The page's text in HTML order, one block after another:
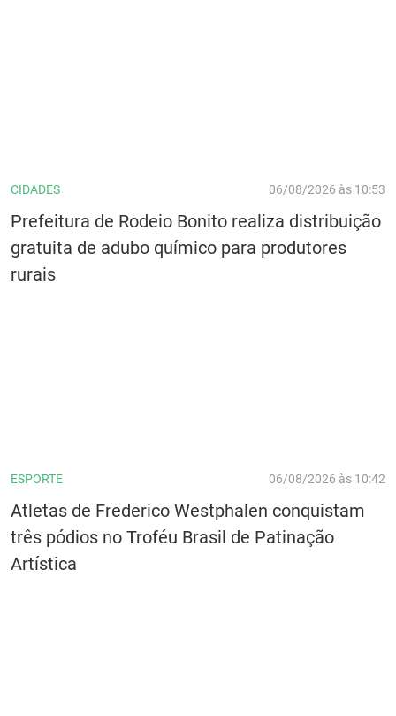
CIDADES 06/08/2026 às 10:53
Prefeitura de Rodeio Bonito realiza distribuição
gratuita de adubo químico para produtores
rurais
ESPORTE 06/08/2026 às 10:42
Atletas de Frederico Westphalen conquistam
três pódios no Troféu Brasil de Patinação
Artística